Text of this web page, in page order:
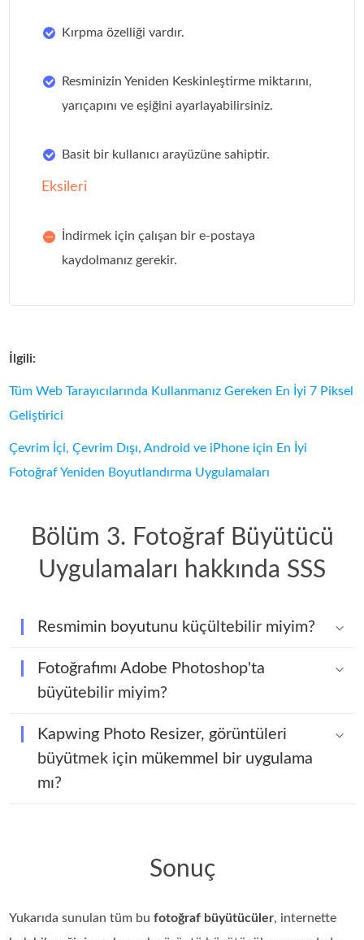
Kırpma özelliği vardır.
Resminizin Yeniden Keskinleştirme miktarını,
yarıçapını ve eşiğini ayarlayabilirsiniz.
Basit bir kullanıcı arayüzüne sahiptir.
Eksileri
İndirmek için çalışan bir e-postaya
kaydolmanız gerekir.
İlgili:
Tüm Web Tarayıcılarında Kullanmanız Gereken En İyi 7 Piksel
Geliştirici
Çevrim İçi, Çevrim Dışı, Android ve iPhone için En İyi
Fotoğraf Yeniden Boyutlandırma Uygulamaları
Bölüm 3. Fotoğraf Büyütücü
Uygulamaları hakkında SSS
Resmimin boyutunu küçültebilir miyim?
Fotoğrafımı Adobe Photoshop'ta
büyütebilir miyim?
Kapwing Photo Resizer, görüntüleri
büyütmek için mükemmel bir uygulama
mı?
Sonuç
Yukarıda sunulan tüm bufotoğraf büyütücüler, internette